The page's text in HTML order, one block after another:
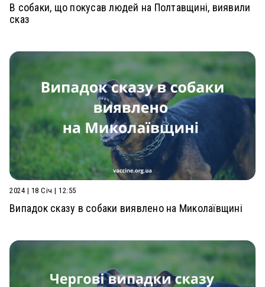
В собаки, що покусав людей на Полтавщині, виявили
сказ
2024 | 18 Січ | 12:55
Випадок сказу в собаки виявлено на Миколаївщині